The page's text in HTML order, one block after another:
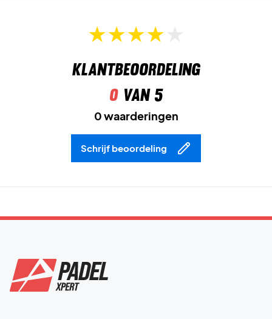
Klantbeoordeling
0van 5
0 waarderingen
Schrijf beoordeling